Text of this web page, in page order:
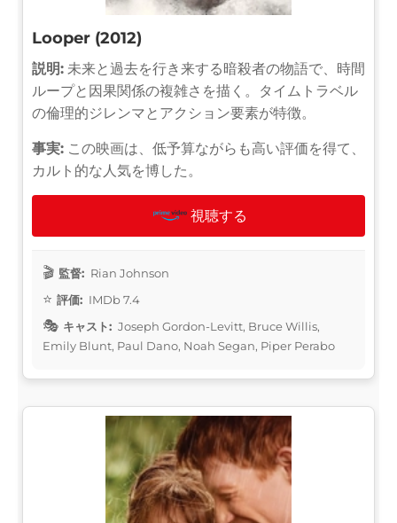
Looper (2012)
説明: 未来と過去を行き来する暗殺者の物語で、時間
ループと因果関係の複雑さを描く。タイムトラベル
の倫理的ジレンマとアクション要素が特徴。
事実: この映画は、低予算ながらも高い評価を得て、
カルト的な人気を博した。
視聴する
監督: Rian Johnson
評価: IMDb 7.4
キャスト: Joseph Gordon-Levitt, Bruce Willis,
Emily Blunt, Paul Dano, Noah Segan, Piper Perabo